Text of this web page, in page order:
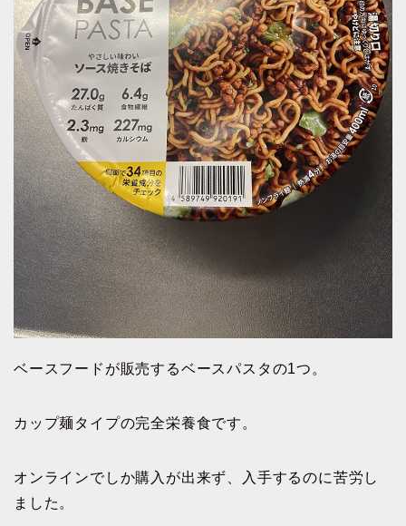
ベースフードが販売するベースパスタの1つ。
カップ麺タイプの完全栄養食です。
オンラインでしか購入が出来ず、入手するのに苦労し
ました。